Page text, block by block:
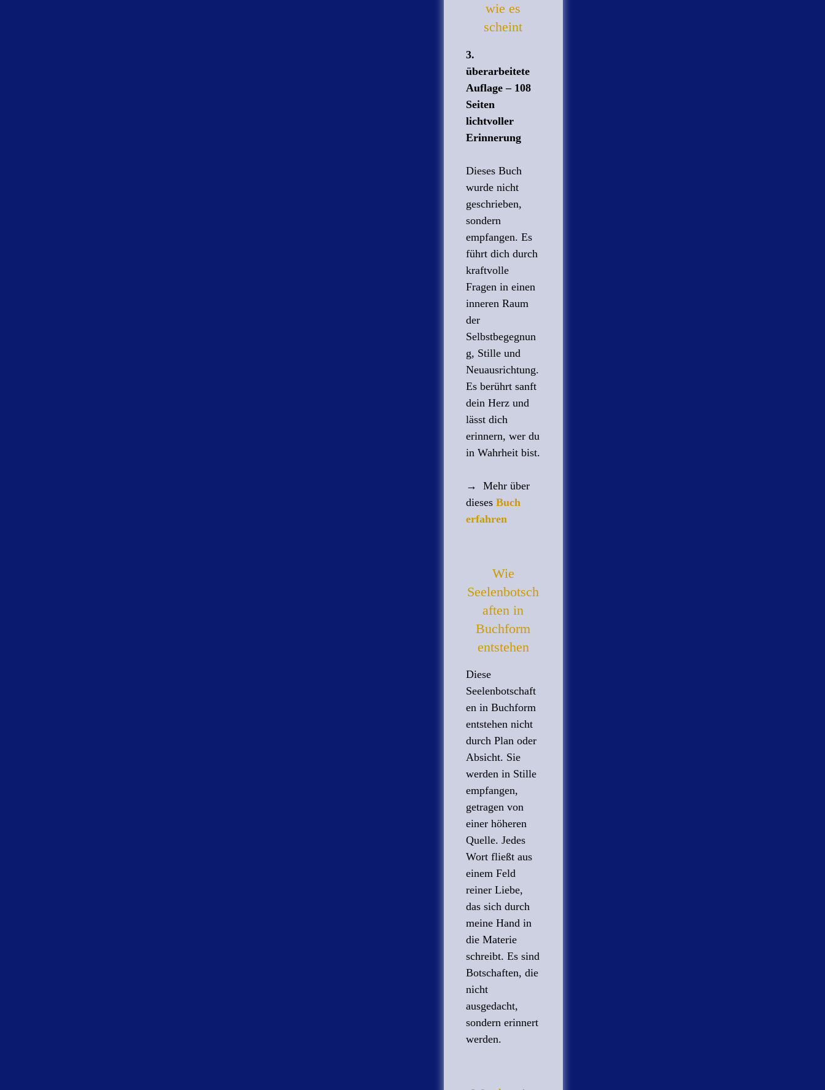
wie es
scheint
3.
überarbeitete
Auflage – 108
Seiten
lichtvoller
Erinnerung
Dieses Buch
wurde nicht
geschrieben,
sondern
empfangen. Es
führt dich durch
kraftvolle
Fragen in einen
inneren Raum
der
Selbstbegegnun
g, Stille und
Neuausrichtung.
Es berührt sanft
dein Herz und
lässt dich
erinnern, wer du
in Wahrheit bist.
→ Mehr über
dieses Buch
erfahren
Wie
Seelenbotsch
aften in
Buchform
entstehen
Diese
Seelenbotschaft
en in Buchform
entstehen nicht
durch Plan oder
Absicht. Sie
werden in Stille
empfangen,
getragen von
einer höheren
Quelle. Jedes
Wort fließt aus
einem Feld
reiner Liebe,
das sich durch
meine Hand in
die Materie
schreibt. Es sind
Botschaften, die
nicht
ausgedacht,
sondern erinnert
werden.